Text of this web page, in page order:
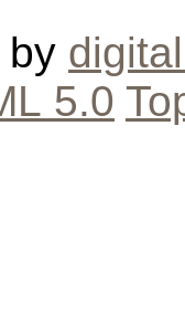
by
5.0